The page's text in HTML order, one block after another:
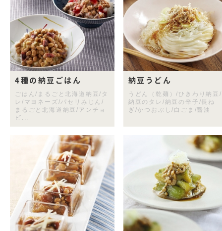
4種の納豆ごはん
ごはん/まるごと北海道納豆/タ
レ/マヨネーズ/パセリみじん/
まるごと北海道納豆/アンチョ
ビ...
納豆うどん
うどん（乾麺）/ひきわり納豆/
納豆のタレ/納豆の辛子/長ね
ぎ/かつおぶし/白ごま/醤油